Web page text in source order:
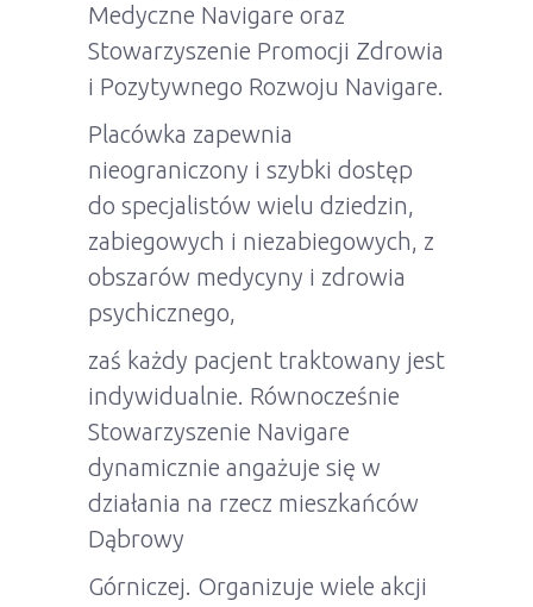
Medyczne Navigare oraz
Stowarzyszenie Promocji Zdrowia
i Pozytywnego Rozwoju Navigare.
Placówka zapewnia
nieograniczony i szybki dostęp
do specjalistów wielu dziedzin,
zabiegowych i niezabiegowych, z
obszarów medycyny i zdrowia
psychicznego,
zaś każdy pacjent traktowany jest
indywidualnie. Równocześnie
Stowarzyszenie Navigare
dynamicznie angażuje się w
działania na rzecz mieszkańców
Dąbrowy
Górniczej. Organizuje wiele akcji